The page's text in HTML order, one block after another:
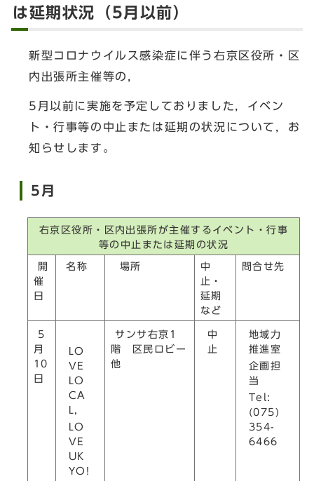
は延期状況（5月以前）
新型コロナウイルス感染症に伴う右京区役所・区
内出張所主催等の，
5月以前に実施を予定しておりました，イベン
ト・行事等の中止または延期の状況について，お
知らせします。
5月
右京区役所・区内出張所が主催するイベント・行事
等の中止または延期の状況
開
催
日
名称 場所
中
止・
延期
など
問合せ先
5
月
10
日
LO
VE
LO
CA
LO
VE
UK
YO!
サンサ右京1
階 区民ロビー
他
中
止
地域力
推進室
企画担
当
Tel:
(075)
354-
6466